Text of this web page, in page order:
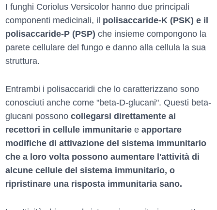
I funghi Coriolus Versicolor hanno due principali
componenti medicinali, il polisaccaride-K (PSK) e il
polisaccaride-P (PSP) che insieme compongono la
parete cellulare del fungo e danno alla cellula la sua
struttura.
Entrambi i polisaccaridi che lo caratterizzano sono
conosciuti anche come "beta-D-glucani". Questi beta-
glucani possono collegarsi direttamente ai
recettori in cellule immunitarie e apportare
modifiche di attivazione del sistema immunitario
che a loro volta possono aumentare l'attività di
alcune cellule del sistema immunitario, o
ripristinare una risposta immunitaria sano.